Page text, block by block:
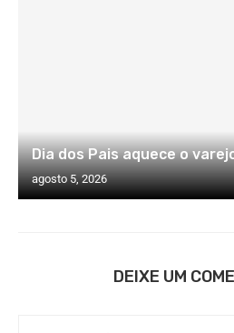
Dia dos Pais aquece o
agosto 5, 2026
DEIXE UM